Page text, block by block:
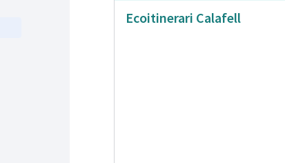
Ecoitinerari Calafell